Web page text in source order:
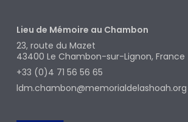
Lieu de Mémoire au Chambon
23, route du Mazet
43400 Le Chambon-sur-Lignon, France
+33 (0)4 71 56 56 65
ldm.chambon@memorialdelashoah.org